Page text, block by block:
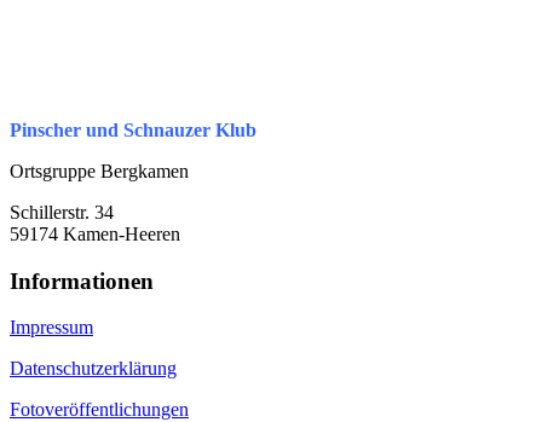
Pinscher und Schnauzer Klub
Ortsgruppe Bergkamen
Schillerstr. 34
59174 Kamen-Heeren
Informationen
Impressum
Datenschutzerklärung
Fotoveröffentlichungen